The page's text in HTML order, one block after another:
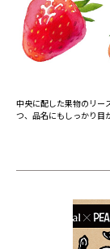
中央に配した果物のリー
つ、品名にもしっかり目